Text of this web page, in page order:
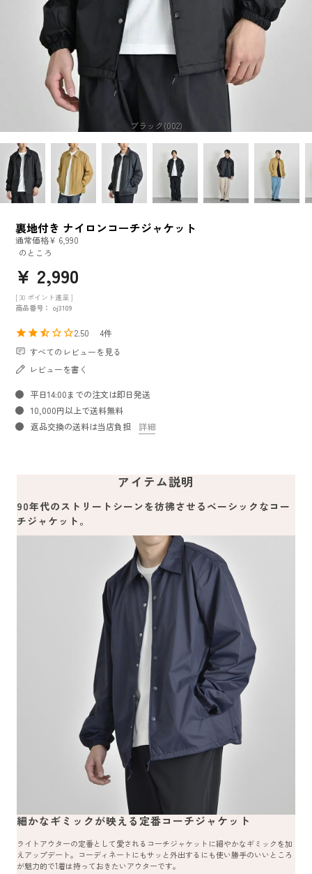
ブラック(002)
裏地付き ナイロンコーチジャケット
通常価格¥ 6,990
のところ
¥ 2,990
[ 30 ポイント進呈 ]
商品番号
oj3109
2.50
4
すべてのレビューを見る
レビューを書く
平日14:00までの注文は即日発送
10,000円以上で送料無料
返品交換の送料は当店負担
詳細
アイテム説明
90年代のストリートシーンを彷彿させるベーシックなコー
チジャケット。
細かなギミックが映える定番コーチジャケット
ライトアウターの定番として愛されるコーチジャケットに細やかなギミックを加
えアップデート。コーディネートにもサッと外出するにも使い勝手のいいところ
が魅力的で1着は持っておきたいアウターです。